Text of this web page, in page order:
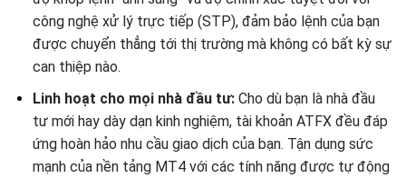
công nghệ xử lý trực tiếp (STP), đảm bảo lệnh của bạn
được chuyển thẳng tới thị trường mà không có bất kỳ sự
can thiệp nào.
Linh hoạt cho mọi nhà đầu tư:Cho dù bạn là nhà đầu
tư mới hay dày dạn kinh nghiệm, tài khoản ATFX đều đáp
ứng hoàn hảo nhu cầu giao dịch của bạn. Tận dụng sức
mạnh của nền tảng MT4 với các tính năng được tự động